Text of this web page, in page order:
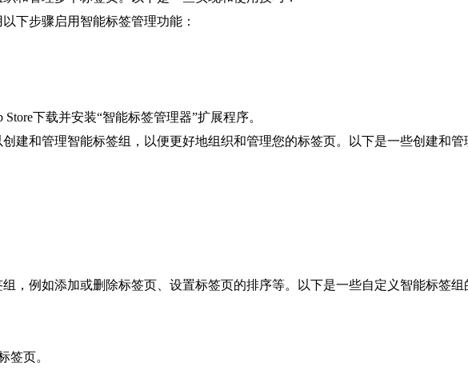
下步骤启用智能标签管理功能：
下载并安装“智能标签管理器”扩展程序。
建和管理智能标签组，以便更好地组织和管理您的标签页。以下是一些创建和
，例如添加或删除标签页、设置标签页的排序等。以下是一些自定义智能标签组
签页。